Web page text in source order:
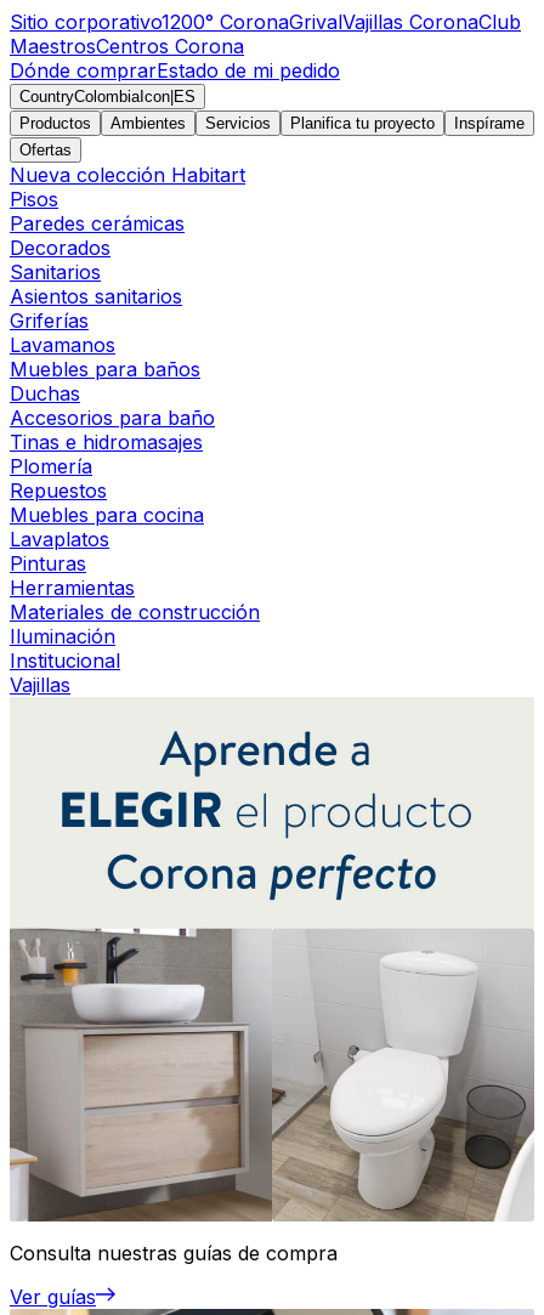
Sitio corporativo1200° CoronaGrivalVajillas CoronaClub
MaestrosCentros Corona
Dónde comprarEstado de mi pedido
CountryColombiaIcon ES
Productos
Ambientes Servicios Planifica tu proyecto
Inspírame
Ofertas
Nueva colección Habitart
Pisos
Paredes cerámicas
Decorados
Sanitarios
Asientos sanitarios
Griferías
Lavamanos
Muebles para baños
Duchas
Accesorios para baño
Tinas e hidromasajes
Plomería
Repuestos
Muebles para cocina
Lavaplatos
Pinturas
Herramientas
Materiales de construcción
Iluminación
Institucional
Vajillas
Consulta nuestras guías de compra
Ver guías